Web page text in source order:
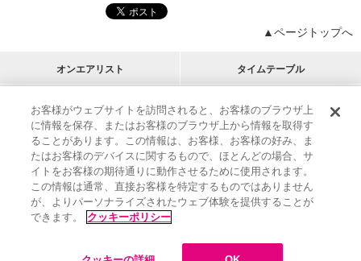
▲ページトップへ
オンエアリスト タイムテーブル
プログラムリスト チャート
アーティストリスト
M-ON!
RECOMMEND
リクエスト
インフォメーション | プレゼント&ご招待
MUSIC ON! TV（エムオン!）とは？ | サポート
サイト案内
| エムオン!友の会 | クッキーの詳細
お客様がウェブサイトを訪問されると、お客様のブラウザ上
に情報を保存、またはお客様のブラウザ上から情報を取得す
ることがあります。この情報は、お客様、お客様の好み、ま
たはお客様のデバイスに関するもので、ほとんどの場合、サ
イトをお客様の期待通りに動作させるために使用されます。
この情報は通常、直接お客様を特定するものではありません
が、よりパーソナライズされたウェブ体験を提供することが
できます。
クッキーポリシー